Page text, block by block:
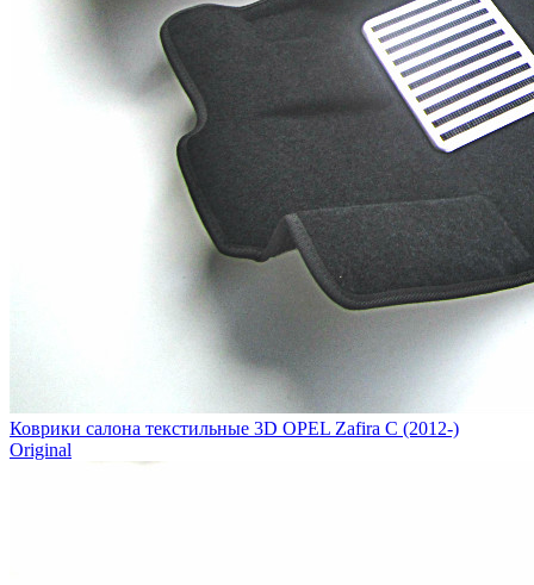
Коврики салона текстильные 3D OPEL Zafira C (2012-)
Original